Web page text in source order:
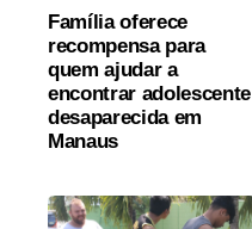
Família oferece
recompensa para
quem ajudar a
encontrar adolescente
desaparecida em
Manaus